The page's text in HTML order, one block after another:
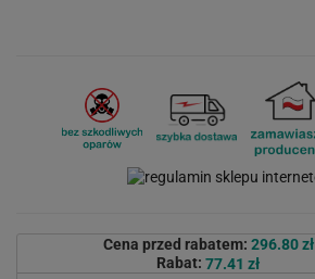
Cena przed rabatem: 296.80 zł
Rabat: 77.41 zł